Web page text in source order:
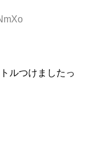
ルつけましたっ